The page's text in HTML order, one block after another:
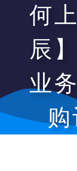
何
辰
业